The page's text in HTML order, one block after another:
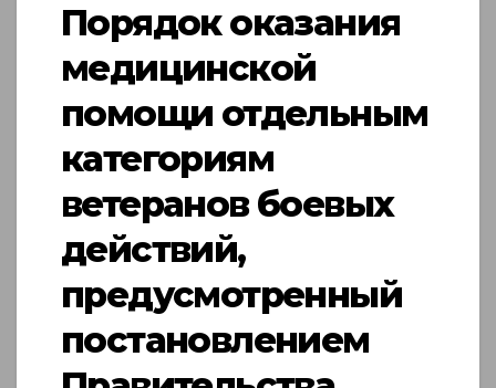
Порядок оказания
медицинской
помощи отдельным
категориям
ветеранов боевых
действий,
предусмотренный
постановлением